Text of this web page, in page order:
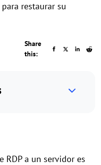
restaurar su
Share
this:
RDP a un servidor es